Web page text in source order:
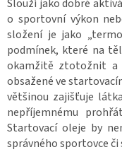
Slouží jako dobré
o sportovní výkon
složení je jako
podmínek, které na
okamžitě ztotožnit a
obsažené ve
většinou zajišťuje
nepříjemnému
Startovací oleje by
správného sportovce